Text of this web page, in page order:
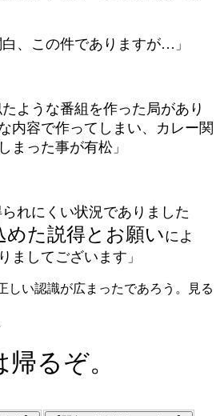
白、この件でありますが… 」
ような番組を作った局があり
内容で作ってしまい、カレー関
まった事が有松 」
れにくい状況でありました
めた説得とお願いによ
ましてございます 」
い認識が広まったであろう。見る
るぞ。